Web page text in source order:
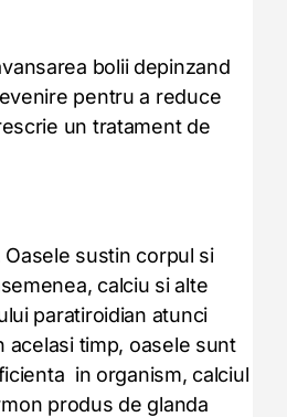
bolii depinzand
pentru a reduce
un tratament de
sustin corpul si
calciu si alte
paratiroidian atunci
acelasi timp, oasele sunt
in organism, calciul
produs de glanda